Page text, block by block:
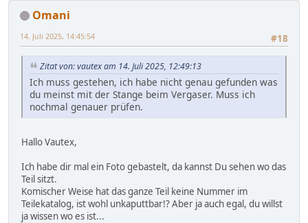
Omani
#18
14. Juli 2025, 14:45:54
Zitat von: vautex am 14. Juli 2025, 12:49:13
Ich muss gestehen, ich habe nicht genau gefunden was
du meinst mit der Stange beim Vergaser. Muss ich
nochmal genauer prüfen.
Hallo Vautex,
Ich habe dir mal ein Foto gebastelt, da kannst Du sehen wo das
Teil sitzt.
Komischer Weise hat das ganze Teil keine Nummer im
Teilekatalog, ist wohl unkaputtbar!? Aber ja auch egal, du willst
ja wissen wo es ist...